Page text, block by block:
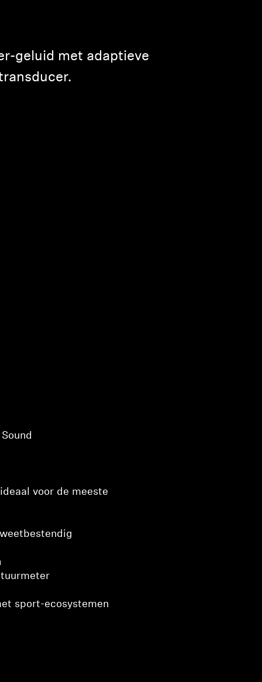
geluid met adaptieve
voor de meeste
sport-ecosystemen